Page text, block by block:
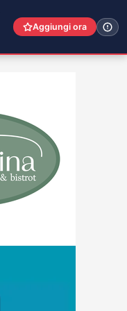
Aggiungi ora